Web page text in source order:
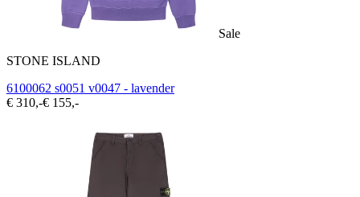
Sale
STONE ISLAND
6100062 s0051 v0047 - lavender
€ 310,-€ 155,-